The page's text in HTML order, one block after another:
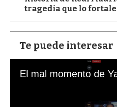
tragedia que lo
Te puede interesar